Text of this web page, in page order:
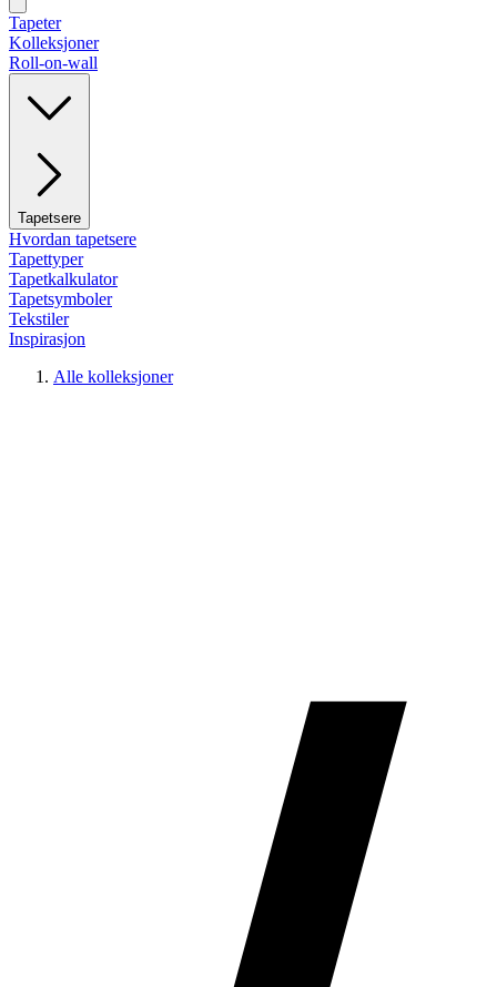
Tapeter
Kolleksjoner
Roll-on-wall
Tapetsere
Hvordan tapetsere
Tapettyper
Tapetkalkulator
Tapetsymboler
Tekstiler
Inspirasjon
Alle kolleksjoner